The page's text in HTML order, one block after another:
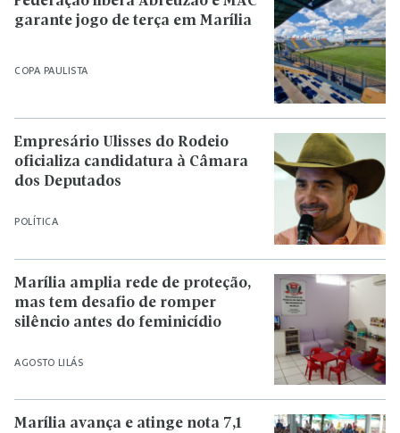
COPA PAULISTA
garante jogo de terça em Marília
POLÍTICA
Empresário Ulisses do Rodeio
oficializa candidatura à Câmara
dos Deputados
AGOSTO LILÁS
Marília amplia rede de proteção,
mas tem desafio de romper
silêncio antes do feminicídio
Marília avança e atinge nota 7,1